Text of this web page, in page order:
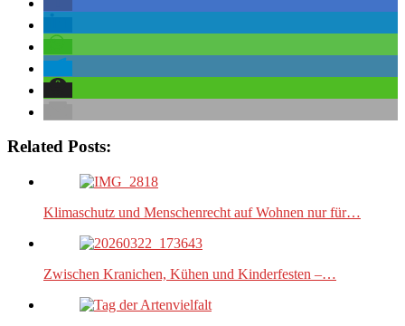
Related Posts:
Klimaschutz und Menschenrecht auf Wohnen nur für…
Zwischen Kranichen, Kühen und Kinderfesten –…